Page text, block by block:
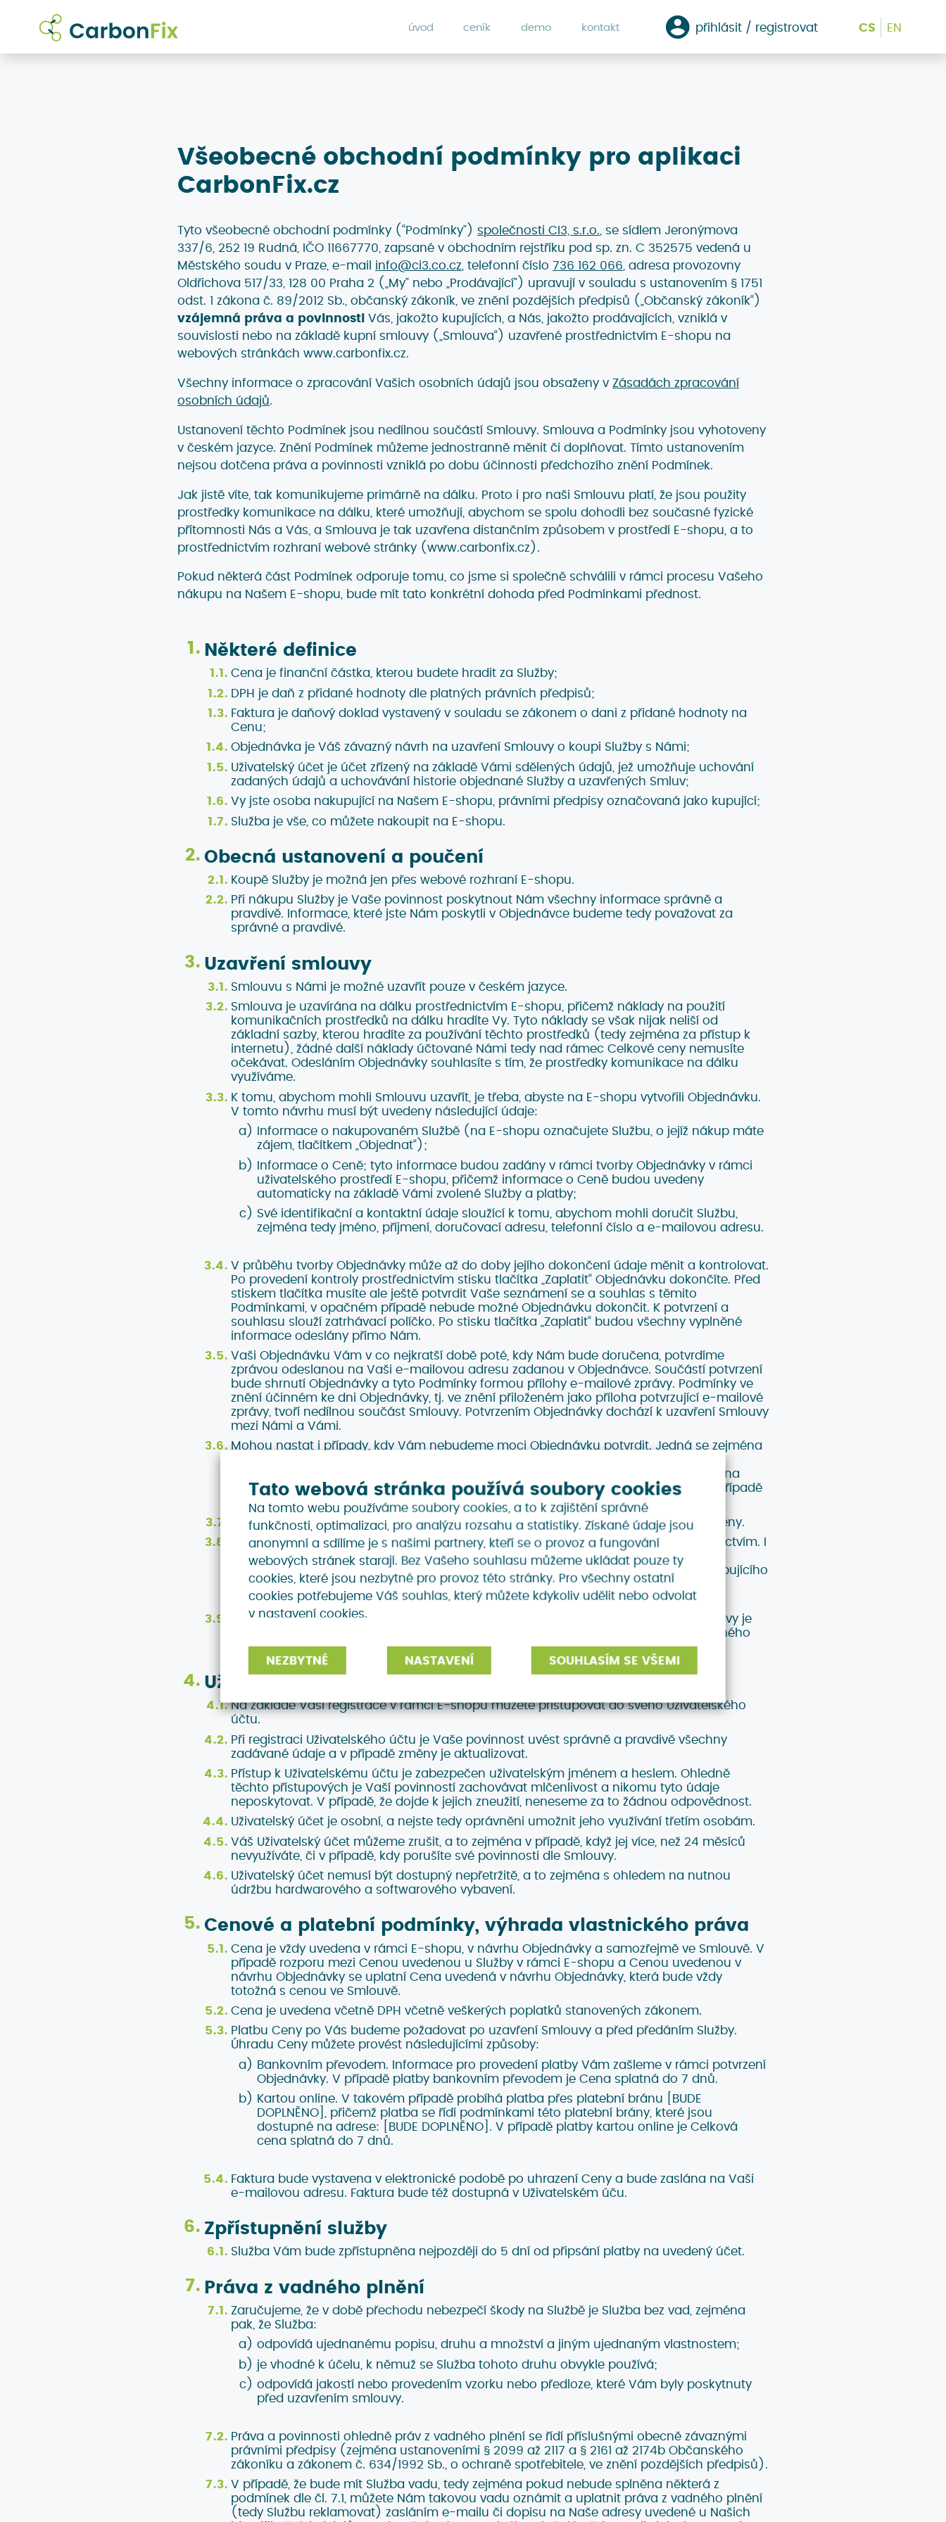
úvod ceník demo kontakt přihlásit / registrovat CS EN
Všeobecné obchodní podmínky pro aplikaci
CarbonFix.cz
Tyto všeobecné obchodní podmínky (“Podmínky”) společnosti CI3, s.r.o., se sídlem Jeronýmova
337/6, 252 19 Rudná, IČO 11667770, zapsané v obchodním rejstříku pod sp. zn. C 352575 vedená u
Městského soudu v Praze, e-mail info@ci3.co.cz, telefonní číslo 736 162 066, adresa provozovny
Oldřichova 517/33, 128 00 Praha 2 („My” nebo „Prodávající”) upravují v souladu s ustanovením § 1751
odst. 1 zákona č. 89/2012 Sb., občanský zákoník, ve znění pozdějších předpisů („Občanský zákoník“)
vzájemná práva a povinnosti Vás, jakožto kupujících, a Nás, jakožto prodávajících, vzniklá v
souvislosti nebo na základě kupní smlouvy („Smlouva“) uzavřené prostřednictvím E-shopu na
webových stránkách www.carbonfix.cz.
Všechny informace o zpracování Vašich osobních údajů jsou obsaženy v Zásadách zpracování
osobních údajů.
Ustanovení těchto Podmínek jsou nedílnou součástí Smlouvy. Smlouva a Podmínky jsou vyhotoveny
v českém jazyce. Znění Podmínek můžeme jednostranně měnit či doplňovat. Tímto ustanovením
nejsou dotčena práva a povinnosti vzniklá po dobu účinnosti předchozího znění Podmínek.
Jak jistě víte, tak komunikujeme primárně na dálku. Proto i pro naši Smlouvu platí, že jsou použity
prostředky komunikace na dálku, které umožňují, abychom se spolu dohodli bez současné fyzické
přítomnosti Nás a Vás, a Smlouva je tak uzavřena distančním způsobem v prostředí E-shopu, a to
prostřednictvím rozhraní webové stránky (www.carbonfix.cz).
Pokud některá část Podmínek odporuje tomu, co jsme si společně schválili v rámci procesu Vašeho
nákupu na Našem E-shopu, bude mít tato konkrétní dohoda před Podmínkami přednost.
Některé definice
Cena je finanční částka, kterou budete hradit za Služby;
DPH je daň z přidané hodnoty dle platných právních předpisů;
Faktura je daňový doklad vystavený v souladu se zákonem o dani z přidané hodnoty na
Cenu;
Objednávka je Váš závazný návrh na uzavření Smlouvy o koupi Služby s Námi;
Uživatelský účet je účet zřízený na základě Vámi sdělených údajů, jež umožňuje uchování
zadaných údajů a uchovávání historie objednané Služby a uzavřených Smluv;
Vy jste osoba nakupující na Našem E-shopu, právními předpisy označovaná jako kupující;
Služba je vše, co můžete nakoupit na E-shopu.
Obecná ustanovení a poučení
Koupě Služby je možná jen přes webové rozhraní E-shopu.
Při nákupu Služby je Vaše povinnost poskytnout Nám všechny informace správně a
pravdivě. Informace, které jste Nám poskytli v Objednávce budeme tedy považovat za
správné a pravdivé.
Uzavření smlouvy
Smlouvu s Námi je možné uzavřít pouze v českém jazyce.
Smlouva je uzavírána na dálku prostřednictvím E-shopu, přičemž náklady na použití
komunikačních prostředků na dálku hradíte Vy. Tyto náklady se však nijak neliší od
základní sazby, kterou hradíte za používání těchto prostředků (tedy zejména za přístup k
internetu), žádné další náklady účtované Námi tedy nad rámec Celkové ceny nemusíte
očekávat. Odesláním Objednávky souhlasíte s tím, že prostředky komunikace na dálku
využíváme.
K tomu, abychom mohli Smlouvu uzavřít, je třeba, abyste na E-shopu vytvořili Objednávku.
V tomto návrhu musí být uvedeny následující údaje:
Informace o nakupovaném Službě (na E-shopu označujete Službu, o jejíž nákup máte
zájem, tlačítkem „Objednat“);
Informace o Ceně; tyto informace budou zadány v rámci tvorby Objednávky v rámci
uživatelského prostředí E-shopu, přičemž informace o Ceně budou uvedeny
automaticky na základě Vámi zvolené Služby a platby;
Své identifikační a kontaktní údaje sloužící k tomu, abychom mohli doručit Službu,
zejména tedy jméno, příjmení, doručovací adresu, telefonní číslo a e-mailovou adresu.
V průběhu tvorby Objednávky může až do doby jejího dokončení údaje měnit a kontrolovat.
Po provedení kontroly prostřednictvím stisku tlačítka „Zaplatit“ Objednávku dokončíte. Před
stiskem tlačítka musíte ale ještě potvrdit Vaše seznámení se a souhlas s těmito
Podmínkami, v opačném případě nebude možné Objednávku dokončit. K potvrzení a
souhlasu slouží zatrhávací políčko. Po stisku tlačítka „Zaplatit“ budou všechny vyplněné
informace odeslány přímo Nám.
Vaši Objednávku Vám v co nejkratší době poté, kdy Nám bude doručena, potvrdíme
zprávou odeslanou na Vaši e-mailovou adresu zadanou v Objednávce. Součástí potvrzení
bude shrnutí Objednávky a tyto Podmínky formou přílohy e-mailové zprávy. Podmínky ve
znění účinném ke dni Objednávky, tj. ve znění přiloženém jako příloha potvrzující e-mailové
zprávy, tvoří nedílnou součást Smlouvy. Potvrzením Objednávky dochází k uzavření Smlouvy
mezi Námi a Vámi.
Mohou nastat i případy, kdy Vám nebudeme moci Objednávku potvrdit. Jedná se zejména
nemůžeme Objednávku potvrdit, budeme Vás kontaktovat a zašleme Vám nabídku na
uzavření Smlouvy v pozměněné podobě oproti Objednávce. Smlouva je v takovém případě
uzavřena ve chvíli, kdy Naši nabídku potvrdíte.
V případě, kdy dojde k uzavření Smlouvy, Vám vzniká závazek k zaplacení Celkové ceny.
V případě, že máte zřízen Uživatelský účet, můžete učinit Objednávku jeho prostřednictvím. I
v takovém případě máte ale povinnost zkontrolovat správnost, pravdivost a úplnost
předvyplněných údajů. Způsob tvorby Objednávky je však totožný, jako v případě kupujícího
bez Uživatelského účtu, výhodou však je, že není třeba opakovaně vyplňovat Vaše
identifikační údaje.
V některých případech umožňujeme na nákup Služby využít slevu. Pro poskytnutí slevy je
třeba, abyste v rámci návrhu Objednávky vyplnili údaje o této slevě do předem určeného
pole. Pokud tak učiníte, bude Vám Služba poskytnuta se slevou.
Uživatelský účet
Na základě Vaší registrace v rámci E-shopu můžete přistupovat do svého Uživatelského
účtu.
Při registraci Uživatelského účtu je Vaše povinnost uvést správně a pravdivě všechny
zadávané údaje a v případě změny je aktualizovat.
Přístup k Uživatelskému účtu je zabezpečen uživatelským jménem a heslem. Ohledně
těchto přístupových je Vaší povinností zachovávat mlčenlivost a nikomu tyto údaje
neposkytovat. V případě, že dojde k jejich zneužití, neneseme za to žádnou odpovědnost.
Uživatelský účet je osobní, a nejste tedy oprávněni umožnit jeho využívání třetím osobám.
Váš Uživatelský účet můžeme zrušit, a to zejména v případě, když jej více, než 24 měsíců
nevyužíváte, či v případě, kdy porušíte své povinnosti dle Smlouvy.
Uživatelský účet nemusí být dostupný nepřetržitě, a to zejména s ohledem na nutnou
údržbu hardwarového a softwarového vybavení.
Cenové a platební podmínky, výhrada vlastnického práva
Cena je vždy uvedena v rámci E-shopu, v návrhu Objednávky a samozřejmě ve Smlouvě. V
případě rozporu mezi Cenou uvedenou u Služby v rámci E-shopu a Cenou uvedenou v
návrhu Objednávky se uplatní Cena uvedená v návrhu Objednávky, která bude vždy
totožná s cenou ve Smlouvě.
Cena je uvedena včetně DPH včetně veškerých poplatků stanovených zákonem.
Platbu Ceny po Vás budeme požadovat po uzavření Smlouvy a před předáním Služby.
Úhradu Ceny můžete provést následujícími způsoby:
Bankovním převodem. Informace pro provedení platby Vám zašleme v rámci potvrzení
Objednávky. V případě platby bankovním převodem je Cena splatná do 7 dnů.
Kartou online. V takovém případě probíhá platba přes platební bránu [BUDE
DOPLNĚNO], přičemž platba se řídí podmínkami této platební brány, které jsou
dostupné na adrese: [BUDE DOPLNĚNO]. V případě platby kartou online je Celková
cena splatná do 7 dnů.
Faktura bude vystavena v elektronické podobě po uhrazení Ceny a bude zaslána na Vaši
e-mailovou adresu. Faktura bude též dostupná v Uživatelském úču.
Zpřístupnění služby
Služba Vám bude zpřístupněna nejpozději do 5 dní od připsání platby na uvedený účet.
Práva z vadného plnění
Zaručujeme, že v době přechodu nebezpečí škody na Službě je Služba bez vad, zejména
pak, že Služba:
odpovídá ujednanému popisu, druhu a množství a jiným ujednaným vlastnostem;
je vhodné k účelu, k němuž se Služba tohoto druhu obvykle používá;
odpovídá jakostí nebo provedením vzorku nebo předloze, které Vám byly poskytnuty
před uzavřením smlouvy.
Práva a povinnosti ohledně práv z vadného plnění se řídí příslušnými obecně závaznými
právními předpisy (zejména ustanoveními § 2099 až 2117 a § 2161 až 2174b Občanského
zákoníku a zákonem č. 634/1992 Sb., o ochraně spotřebitele, ve znění pozdějších předpisů).
V případě, že bude mít Služba vadu, tedy zejména pokud nebude splněna některá z
podmínek dle čl. 7.1, můžete Nám takovou vadu oznámit a uplatnit práva z vadného plnění
(tedy Službu reklamovat) zasláním e-mailu či dopisu na Naše adresy uvedené u Našich
Tato webová stránka používá soubory cookies
Na tomto webu používáme soubory cookies, a to k zajištění správné
funkčnosti, optimalizaci, pro analýzu rozsahu a statistiky. Získané údaje jsou
anonymní a sdílíme je s našimi partnery, kteří se o provoz a fungování
webových stránek starají. Bez Vašeho souhlasu můžeme ukládat pouze ty
cookies, které jsou nezbytné pro provoz této stránky. Pro všechny ostatní
cookies potřebujeme Váš souhlas, který můžete kdykoliv udělit nebo odvolat
v nastavení cookies.
NEZBYTNÉ NASTAVENÍ SOUHLASÍM SE VŠEMI